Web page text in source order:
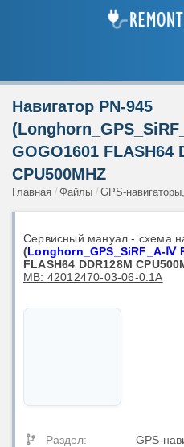
Навигатор PN-945
GOGO1601 FLASH64
CPU500MHZ
Главная Файлы GPS-
Сервисный мануал - схема
(Longhorn_GPS_SiRF_A-Ⅳ
FLASH64 DDR128M
MB: 42012470-03-06-0.1A
Раздел: GPS-